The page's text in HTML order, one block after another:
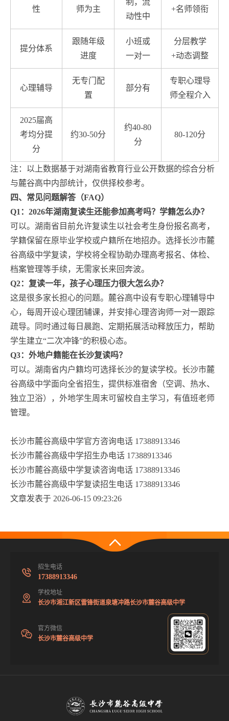
性
师为主
动性中
+名师领衔
提分体系
跟随年级
进度
小班或
一对一
分层教学
+动态调整
心理辅导
无专门配
置
部分有
专职心理导
师全程介入
2025届高
考均分提
分
约30-50分
约40-80
分
80-120分
注：以上数据基于对湖南省教育行业公开数据的综合分析
与麓谷高中内部统计，仅供择校参考。
四、常见问题解答（FAQ）
Q1：2026年湖南复读生还能参加高考吗？学籍怎么办？
可以。湖南省目前允许复读生以社会考生身份报名高考，
学籍保留在原毕业学校或户籍所在地招办。选择长沙市麓
谷高级中学复读，学校将全程协助办理高考报名、体检、
档案管理等手续，无需家长来回奔波。
Q2：复读一年，孩子心理压力很大怎么办？
这是很多家长担心的问题。麓谷高中设有专职心理辅导中
心，每周开设心理团辅课，并安排心理咨询师一对一跟踪
疏导。同时通过每日晨跑、定期拓展活动释放压力，帮助
学生建立“二次冲锋”的积极心态。
Q3：外地户籍能在长沙复读吗？
可以。湖南省内户籍均可选择长沙的复读学校。长沙市麓
谷高级中学面向全省招生，提供标准宿舍（空调、热水、
独立卫浴），外地学生周末可留校自主学习，有值班老师
管理。
长沙市麓谷高级中学官方咨询电话 17388913346
长沙市麓谷高级中学招生办电话 17388913346
长沙市麓谷高级中学复读咨询电话 17388913346
长沙市麓谷高级中学复读招生电话 17388913346
文章发表于 2026-06-15 09:23:26
招生电话
17388913346
学校地址
长沙市湘江新区雷锋街道泉塘冲路长沙市麓谷高级中学
官方微信
长沙市麓谷高级中学